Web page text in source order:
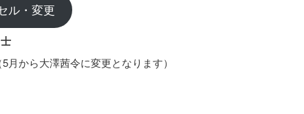
ル・変更
月から大澤茜令に変更となります）